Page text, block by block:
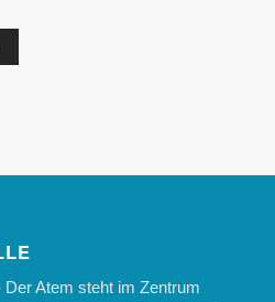
Atem steht im Zentrum